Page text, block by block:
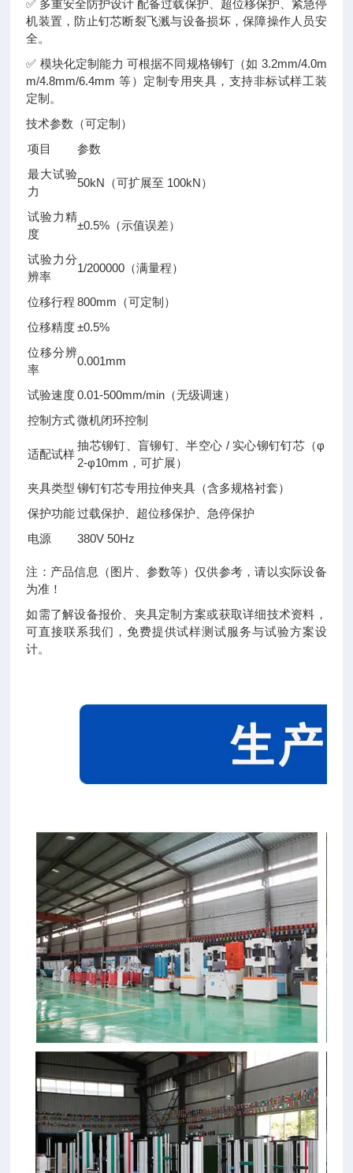
✅ 多重安全防护设计 配备过载保护、超位移保护、紧急停
机装置，防止钉芯断裂飞溅与设备损坏，保障操作人员安
全。
✅ 模块化定制能力 可根据不同规格铆钉（如 3.2mm/4.0m
m/4.8mm/6.4mm 等）定制专用夹具，支持非标试样工装
定制。
技术参数（可定制）
项目
参数
最大试验
力
50kN（可扩展至 100kN）
试验力精
度
±0.5%（示值误差）
试验力分
辨率
1/200000（满量程）
位移行程 800mm（可定制）
位移精度±0.5%
位移分辨
率
0.001mm
试验速度0.01-500mm/min（无级调速）
控制方式微机闭环控制
适配试样
抽芯铆钉、盲铆钉、半空心 / 实心铆钉钉芯（φ
2-φ10mm，可扩展）
夹具类型 铆钉钉芯专用拉伸夹具（含多规格衬套）
保护功能过载保护、超位移保护、急停保护
电源
380V 50Hz
注：产品信息（图片、参数等）仅供参考，请以实际设备
为准！
如需了解设备报价、夹具定制方案或获取详细技术资料，
可直接联系我们，免费提供试样测试服务与试验方案设
计。